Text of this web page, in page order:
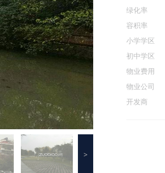
>
绿化率
容积率
小学学区
初中学区
物业费用
物业公司
开发商